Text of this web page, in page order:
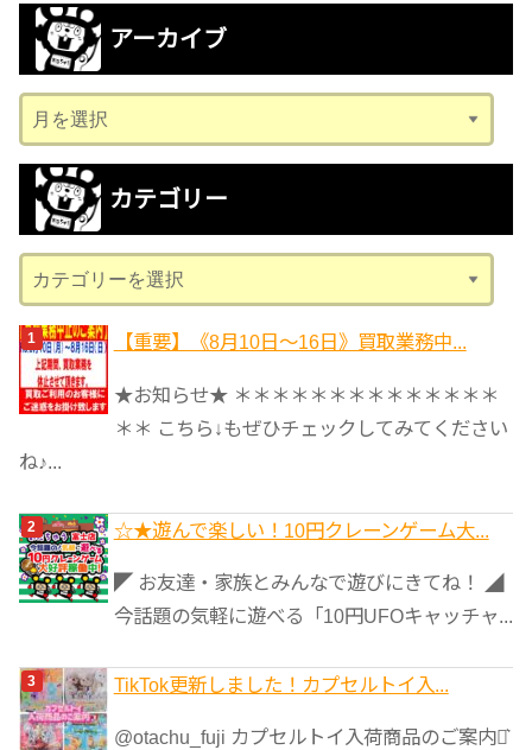
アーカイブ
ー
カ
ブ
カテゴリー
テ
ゴ
リ
ー
【重要】《8月10日～16日》買取業務中...
★お知らせ★ ＊＊＊＊＊＊＊＊＊＊＊＊＊＊
＊＊ こちら↓もぜひチェックしてみてください
ね♪...
☆★遊んで楽しい！10円クレーンゲーム大...
◤ お友達・家族とみんなで遊びにきてね！ ◢
今話題の気軽に遊べる「10円UFOキャッチャ...
TikTok更新しました！カプセルトイ入...
@otachu_fuji カプセルトイ入荷商品のご案内⋆͛